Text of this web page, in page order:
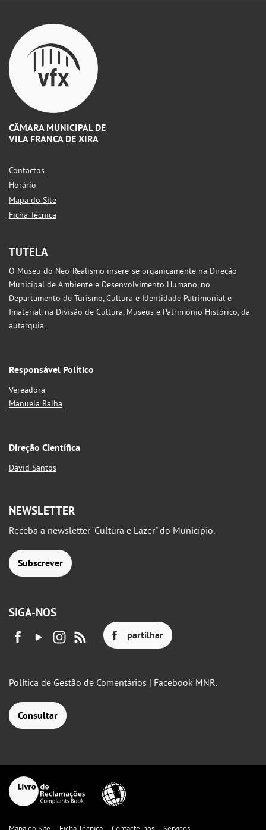
CÂMARA MUNICIPAL DE
VILA FRANCA DE XIRA
Contactos
Horário
Mapa do Site
Ficha Técnica
TUTELA
O Museu do Neo-Realismo insere-se organicamente na Direção
Municipal de Ambiente e Desenvolvimento Humano, no
Departamento de Turismo, Cultura e Identidade Patrimonial e
Imaterial, na Divisão de Cultura, Museus e Património Histórico, da
autarquia.
Responsável Político
Vereadora
Manuela Ralha
Direção Científica
David Santos
NEWSLETTER
Receba a newsletter “Cultura e Lazer" do Município.
Subscrever
SIGA-NOS
partilhar
Política de Gestão de Comentários | Facebook MNR.
Consultar